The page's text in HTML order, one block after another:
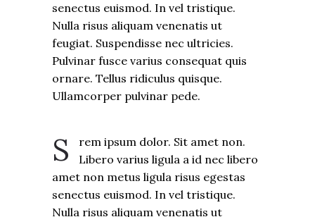
senectus euismod. In vel tristique.
Nulla risus aliquam venenatis ut
feugiat. Suspendisse nec ultricies.
Pulvinar fusce varius consequat quis
ornare. Tellus ridiculus quisque.
Ullamcorper pulvinar pede.
S
rem ipsum dolor. Sit amet non.
Libero varius ligula a id nec libero
amet non metus ligula risus egestas
senectus euismod. In vel tristique.
Nulla risus aliquam venenatis ut